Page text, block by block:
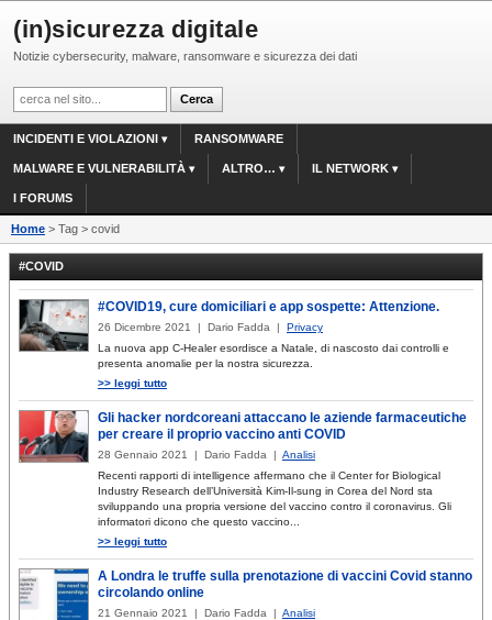
(in)sicurezza digitale
Notizie cybersecurity, malware, ransomware e sicurezza dei dati
INCIDENTI E VIOLAZIONI RANSOMWARE
MALWARE E VULNERABILITÀ ALTRO… IL NETWORK
I FORUMS
Home > Tag > covid
#COVID
#COVID19, cure domiciliari e app sospette: Attenzione.
26 Dicembre 2021 | Dario Fadda | Privacy
La nuova app C-Healer esordisce a Natale, di nascosto dai controlli e
presenta anomalie per la nostra sicurezza.
>> leggi tutto
Gli hacker nordcoreani attaccano le aziende farmaceutiche
per creare il proprio vaccino anti COVID
28 Gennaio 2021 | Dario Fadda | Analisi
Recenti rapporti di intelligence affermano che il Center for Biological
Industry Research dell’Università Kim-Il-sung in Corea del Nord sta
sviluppando una propria versione del vaccino contro il coronavirus. Gli
informatori dicono che questo vaccino...
>> leggi tutto
A Londra le truffe sulla prenotazione di vaccini Covid stanno
circolando online
21 Gennaio 2021 | Dario Fadda | Analisi